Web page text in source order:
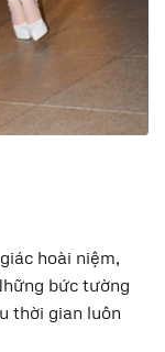
hoài niệm,
bức tường
thời gian luôn